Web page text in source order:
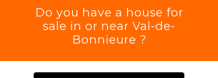
Do you have a house for
sale in or near Val-de-
Bonnieure ?